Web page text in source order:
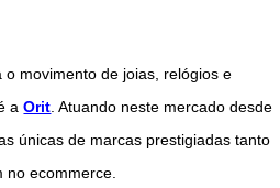
movimento de joias, relógios e
aOrit . Atuando neste mercado desde
únicas de marcas prestigiadas tanto
ecommerce.